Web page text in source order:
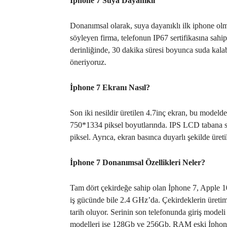
Donanımsal olarak, suya dayanıklı ilk iphone
söyleyen firma, telefonun IP67 sertifikasına
derinliğinde, 30 dakika süresi boyunca suda
öneriyoruz.
İphone 7 Ekranı Nasıl?
Son iki nesildir üretilen 4.7inç ekran, bu
750*1334 piksel boyutlarında. IPS LCD tabana
piksel. Ayrıca, ekran basınca duyarlı şekilde
İphone 7 Donanımsal Özellikleri Neler?
Tam dört çekirdeğe sahip olan İphone 7, Apple
iş gücünde bile 2.4 GHz’da. Çekirdeklerin
tarih oluyor. Serinin son telefonunda giriş
modelleri ise 128Gb ve 256Gb. RAM eski